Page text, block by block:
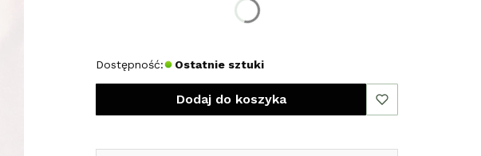
Dostępność: Ostatnie sztuki
Dodaj do koszyka